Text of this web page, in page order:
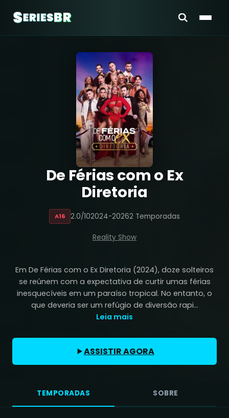
De Férias com o Ex
Diretoria
A16 2.0/102024-20262 Temporadas
Reality Show
Em De Férias com o Ex Diretoria (2024), doze solteiros
se reúnem com a expectativa de curtir umas férias
inesquecíveis em um paraíso tropical. No entanto, o
que deveria ser um refúgio de diversão rapi...
Leia mais
ASSISTIR AGORA
TEMPORADAS SOBRE